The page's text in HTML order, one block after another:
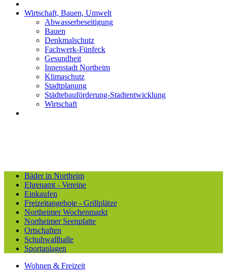
Wirtschaft, Bauen, Umwelt
Abwasserbeseitigung
Bauen
Denkmalschutz
Fachwerk-Fünfeck
Gesundheit
Innenstadt Northeim
Klimaschutz
Stadtplanung
Städtebauförderung-Stadtentwicklung
Wirtschaft
Bäder in Northeim
Ehrenamt - Vereine
Einkaufen
Freizeitangebote - Grillplätze
Northeimer Wochenmarkt
Northeimer Seenplatte
Ortschaften
Schuhwallhalle
Sportanlagen
Wohnen & Freizeit